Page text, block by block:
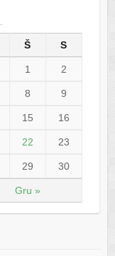
Š S
Gru »
1 2
8 9
15 16
22 23
29 30